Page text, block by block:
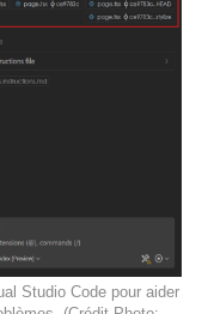
Studio Code pour aider